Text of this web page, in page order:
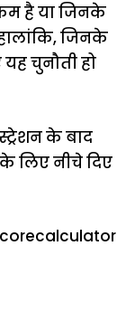
है या जिनके
जिनके
चुनौती हो
के बाद
नीचे दिए